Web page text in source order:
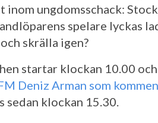
inom ungdomsschack:
spelare lyckas
skrälla igen?
startar klockan 10.00
Deniz Arman som
sedan klockan 15.30.